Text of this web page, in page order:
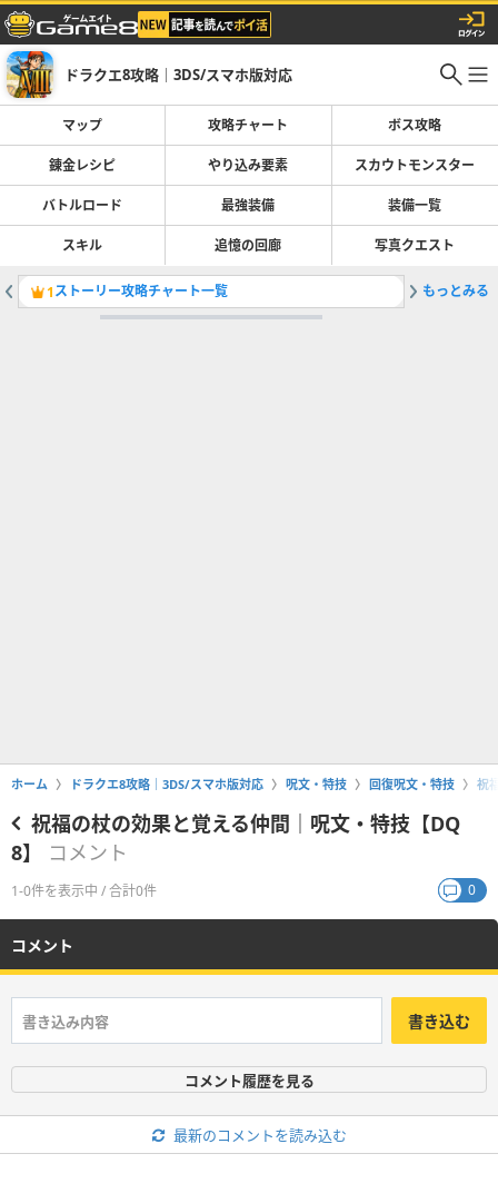
ドラクエ8攻略｜3DS/スマホ版対応
マップ 攻略チャート ボス攻略
錬金レシピ やり込み要素 スカウトモンスター
バトルロード 最強装備 装備一覧
スキル 追憶の回廊 写真クエスト
1ストーリー攻略チャート一覧 2海賊の
もっとみる
ホーム ドラクエ8攻略｜3DS/スマホ版対応 呪文・特技 回復呪文・特技 祝
祝福の杖の効果と覚える仲間｜呪文・特技【DQ
8】
コメント
1-0件を表示中 / 合計0件 0
コメント
書き込む
コメント履歴を見る
最新のコメントを読み込む